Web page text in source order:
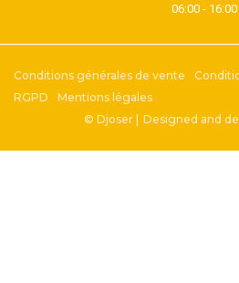
06:00 - 16:00
Conditions générales de vente
RGPD
Mentions légales
© Djoser |
Designed and